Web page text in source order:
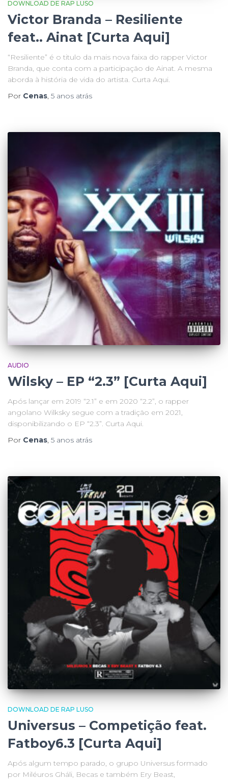
DOWNLOAD DE RAP LUSO
Victor Branda – Resiliente
feat.. Ainat [Curta Aqui]
“Resiliente” é o titulo da mais nova faixa do rapper Victor
Branda, que conta com a participação de Ainat. A mesma
aborda à história de vida do artista. Curta Aqui.
Por Cenas, 5 anos atrás
AUDIO
Wilsky – EP “2.3” [Curta Aqui]
Após lançar em 2019 “2.1” e em 2020 “2.2”, o rapper
angolano Wilksky segue com a tradição em 2021,
disponibilizando o EP “2.3”. Curta Aqui.
Por Cenas, 5 anos atrás
DOWNLOAD DE RAP LUSO
Universus – Competição feat.
Fatboy6.3 [Curta Aqui]
Após algum tempo parado, o grupo Universus formado
por Miléuros Gháli, Becas e também Ery Beast,